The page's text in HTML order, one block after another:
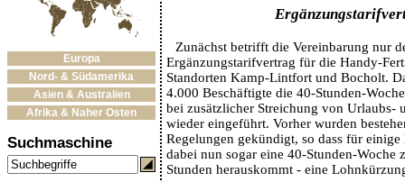
Europa
Nord- & Südamerika
Asien & Australien
Afrika & Naher Osten
Suchmaschine
Zunächst betrifft die Vereinbarung nur
Ergänzungstarifvertrag für die Handy-
Standorten Kamp-Lintfort und Bocholt.
4.000 Beschäftigte die 40-Stunden-
bei zusätzlicher Streichung von Urlaubs-
wieder eingeführt. Vorher wurden
Regelungen gekündigt, so dass für
dabei nun sogar eine 40-Stunden-Woche
Stunden herauskommt - eine